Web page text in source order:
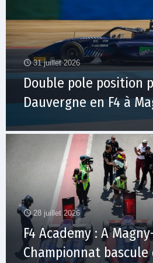
31 juillet 2026
Double pole position
Dauvergne en F4 à
28 juillet 2026
F4 Academy : A
Championnat bascule